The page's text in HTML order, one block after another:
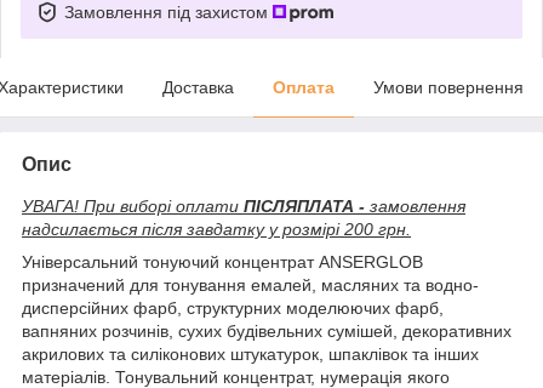
Замовлення під захистом
Доставка Оплата Умови повернення
Опис
УВАГА! При виборі оплати ПІСЛЯПЛАТА - замовлення
надсилається після завдатку у розмірі 200 грн.
Універсальний тонуючий концентрат ANSERGLOB
призначений для тонування емалей, масляних та водно-
дисперсійних фарб, структурних моделюючих фарб,
вапняних розчинів, сухих будівельних сумішей, декоративних
акрилових та силіконових штукатурок, шпаклівок та інших
матеріалів. Тонувальний концентрат, нумерація якого